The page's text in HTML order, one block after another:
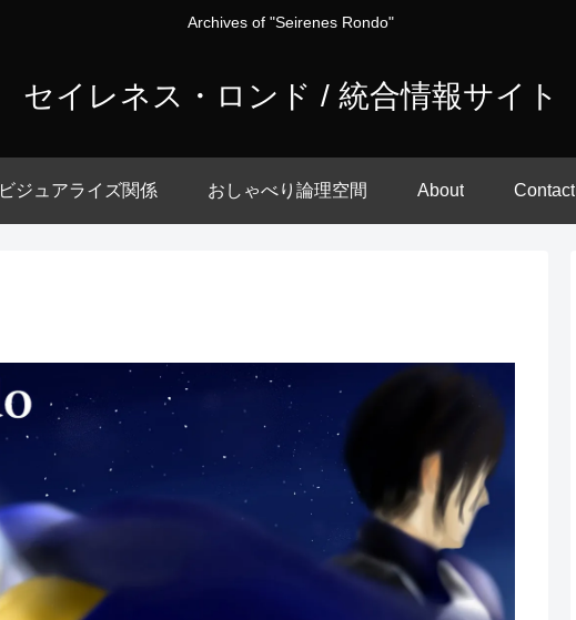
Archives of "Seirenes Rondo"
セイレネス・ロンド / 統合情報サイト
ビジュアライズ関係 おしゃべり論理空間 About Contact